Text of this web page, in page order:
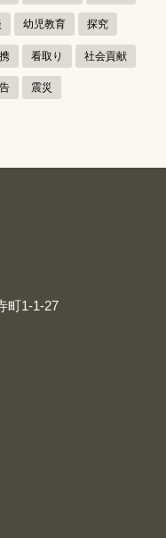
幼児教育 探究
看取り 社会貢献
震災
町1-1-27